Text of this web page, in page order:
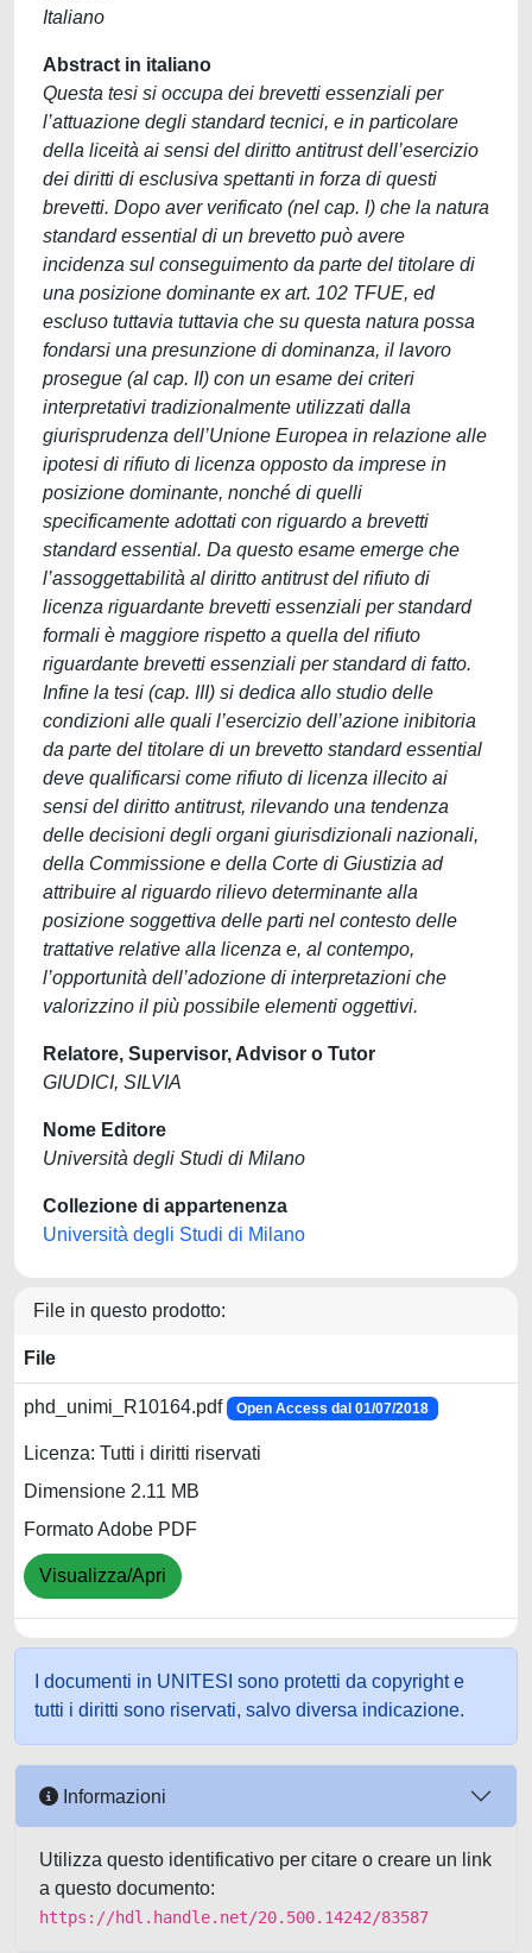
Italiano
Abstract in italiano
Questa tesi si occupa dei brevetti essenziali per
l’attuazione degli standard tecnici, e in particolare
della liceità ai sensi del diritto antitrust dell’esercizio
dei diritti di esclusiva spettanti in forza di questi
brevetti. Dopo aver verificato (nel cap. I) che la natura
standard essential di un brevetto può avere
incidenza sul conseguimento da parte del titolare di
una posizione dominante ex art. 102 TFUE, ed
escluso tuttavia tuttavia che su questa natura possa
fondarsi una presunzione di dominanza, il lavoro
prosegue (al cap. II) con un esame dei criteri
interpretativi tradizionalmente utilizzati dalla
giurisprudenza dell’Unione Europea in relazione alle
ipotesi di rifiuto di licenza opposto da imprese in
posizione dominante, nonché di quelli
specificamente adottati con riguardo a brevetti
standard essential. Da questo esame emerge che
l’assoggettabilità al diritto antitrust del rifiuto di
licenza riguardante brevetti essenziali per standard
formali è maggiore rispetto a quella del rifiuto
riguardante brevetti essenziali per standard di fatto.
Infine la tesi (cap. III) si dedica allo studio delle
condizioni alle quali l’esercizio dell’azione inibitoria
da parte del titolare di un brevetto standard essential
deve qualificarsi come rifiuto di licenza illecito ai
sensi del diritto antitrust, rilevando una tendenza
delle decisioni degli organi giurisdizionali nazionali,
della Commissione e della Corte di Giustizia ad
attribuire al riguardo rilievo determinante alla
posizione soggettiva delle parti nel contesto delle
trattative relative alla licenza e, al contempo,
l’opportunità dell’adozione di interpretazioni che
valorizzino il più possibile elementi oggettivi.
Relatore, Supervisor, Advisor o Tutor
GIUDICI, SILVIA
Nome Editore
Università degli Studi di Milano
Collezione di appartenenza
Università degli Studi di Milano
File in questo prodotto:
File
phd_unimi_R10164.pdf Open Access dal 01/07/2018
Licenza: Tutti i diritti riservati
Dimensione 2.11 MB
Formato Adobe PDF
Visualizza/Apri
I documenti in UNITESI sono protetti da copyright e
tutti i diritti sono riservati, salvo diversa indicazione.
Informazioni
Utilizza questo identificativo per citare o creare un link
a questo documento:
https://hdl.handle.net/20.500.14242/83587